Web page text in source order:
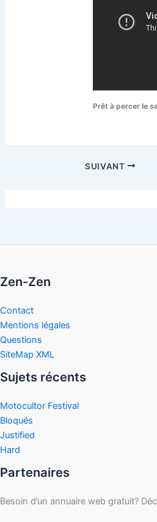
Prêt à percer le
SUIVANT
Zen-Zen
Contact
Mentions légales
Questions
SiteMap XML
Sujets récents
Motocultor Festival
Bloqués
Justified
Hard
Partenaires
Besoin d’un annuaire web gratuit?